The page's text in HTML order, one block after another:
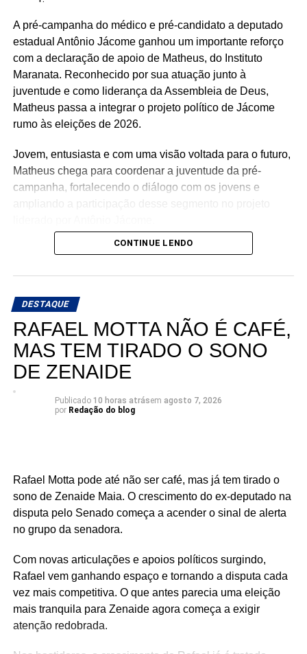
Wesley Mendes (BA)
Mãe Bernadete de Oxóssi (BA)
Ariane Magalhães (RJ)
combate o racismo religioso. Segundo a sigla, entre seus
filiados, há pessoas que se candidataram em defesa da
causa, sendo esta uma iniciativa desenvolvida por esse
A pré-campanha do médico e pré-candidato a deputado
estadual Antônio Jácome ganhou um importante reforço
com a declaração de apoio de Matheus, do Instituto
Maranata. Reconhecido por sua atuação junto à
juventude e como liderança da Assembleia de Deus,
Matheus passa a integrar o projeto político de Jácome
rumo às eleições de 2026.
Jovem, entusiasta e com uma visão voltada para o futuro,
Matheus chega para coordenar a juventude da pré-
campanha, fortalecendo o diálogo com os jovens e
Ao declarar seu apoio, Matheus afirmou acreditar na
busca retornar à Assembleia Legislativa, segue
ampliando sua base de apoio e reunindo lideranças de
diferentes regiões e segmentos da sociedade em torno de
sua pré-candidatura.
CONTINUE LENDO
DESTAQUE
RAFAEL MOTTA NÃO É CAFÉ,
MAS TEM TIRADO O SONO
DE ZENAIDE
Publicado 10 horas atrásem agosto 7, 2026
por Redação do blog
Rafael Motta pode até não ser café, mas já tem tirado o
sono de Zenaide Maia. O crescimento do ex-deputado na
disputa pelo Senado começa a acender o sinal de alerta
no grupo da senadora.
Com novas articulações e apoios políticos surgindo,
Rafael vem ganhando espaço e tornando a disputa cada
vez mais competitiva. O que antes parecia uma eleição
mais tranquila para Zenaide agora começa a exigir
atenção redobrada.